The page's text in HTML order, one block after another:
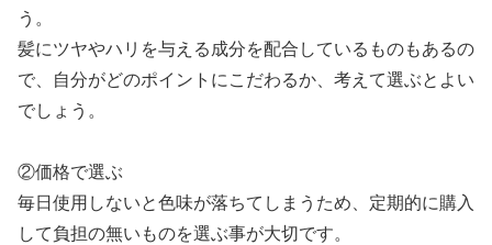
う。
髪にツヤやハリを与える成分を配合しているものもあるの
で、自分がどのポイントにこだわるか、考えて選ぶとよい
でしょう。
②価格で選ぶ
毎日使用しないと色味が落ちてしまうため、定期的に購入
して負担の無いものを選ぶ事が大切です。